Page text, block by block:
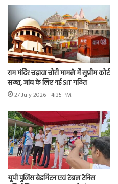
राम मंदिर चढ़ावा चोरी मामले में सुप्रीम कोर्ट
सख्त, जांच के लिए नई SIT गठित
27 July 2026 - 4:35 PM
यूपी पुलिस बैडमिंटन एवं टेबल टेनिस